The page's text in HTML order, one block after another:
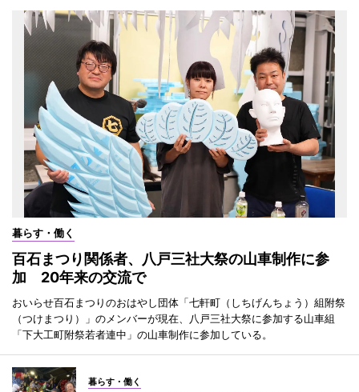
暮らす・働く
百石まつり関係者、八戸三社大祭の山車制作に参
加 20年来の交流で
おいらせ百石まつりのおはやし団体「七軒町（しちげんちょう）組附祭
（つけまつり）」のメンバーが現在、八戸三社大祭に参加する山車組
「下大工町附祭若者連中」の山車制作に参加している。
暮らす・働く